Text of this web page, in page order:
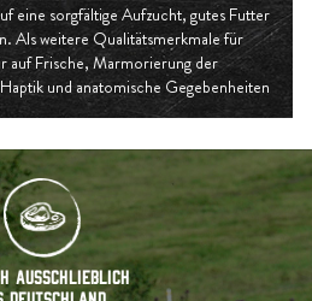
eine sorgfältige Aufzucht, gutes Futter
Als weitere Qualitätsmerkmale für
auf Frische, Marmorierung der
und anatomische Gegebenheiten
ausschließlich